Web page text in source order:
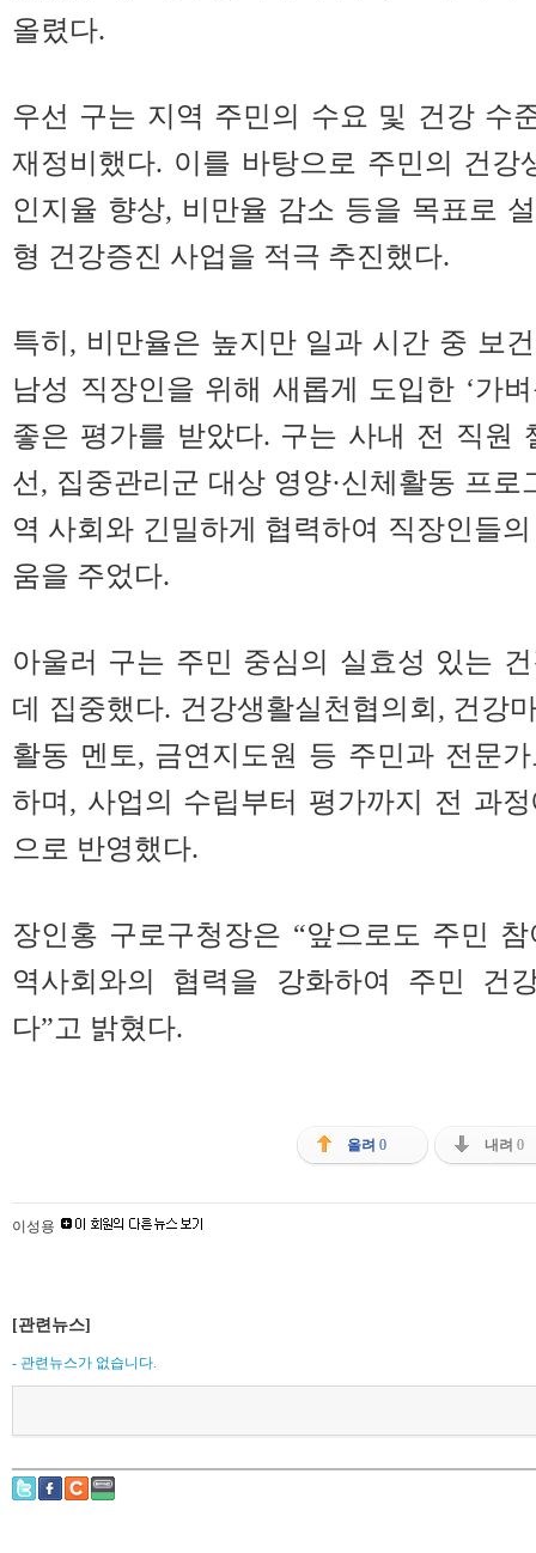
올렸다.
우선 구는 지역 주민의 수요 및 건강 수
재정비했다. 이를 바탕으로 주민의 건강
인지율 향상, 비만율 감소 등을 목표로
형 건강증진 사업을 적극 추진했다.
특히, 비만율은 높지만 일과 시간 중 보
남성 직장인을 위해 새롭게 도입한 ‘가
좋은 평가를 받았다. 구는 사내 전 직원
선, 집중관리군 대상 영양·신체활동 프
역 사회와 긴밀하게 협력하여 직장인들
움을 주었다.
아울러 구는 주민 중심의 실효성 있는
데 집중했다. 건강생활실천협의회, 건강
활동 멘토, 금연지도원 등 주민과 전문
하며, 사업의 수립부터 평가까지 전 과
으로 반영했다.
장인홍 구로구청장은 “앞으로도 주민
역사회와의 협력을 강화하여 주민 건
다”고 밝혔다.
올려 0 내려 0
이성용
[관련뉴스]
- 관련뉴스가 없습니다.